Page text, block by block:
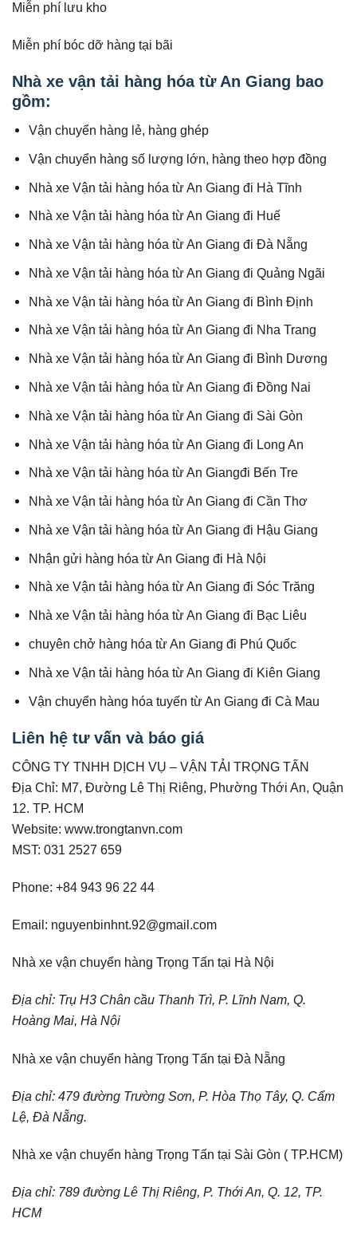
Miễn phí lưu kho
Miễn phí bóc dỡ hàng tại bãi
Nhà xe vận tải hàng hóa từ An Giang bao
gồm:
Vận chuyển hàng lẻ, hàng ghép
Vận chuyển hàng số lượng lớn, hàng theo hợp đồng
Nhà xe Vận tải hàng hóa từ An Giang đi Hà Tĩnh
Nhà xe Vận tải hàng hóa từ An Giang đi Huế
Nhà xe Vận tải hàng hóa từ An Giang đi Đà Nẵng
Nhà xe Vận tải hàng hóa từ An Giang đi Quảng Ngãi
Nhà xe Vận tải hàng hóa từ An Giang đi Bình Định
Nhà xe Vận tải hàng hóa từ An Giang đi Nha Trang
Nhà xe Vận tải hàng hóa từ An Giang đi Bình Dương
Nhà xe Vận tải hàng hóa từ An Giang đi Đồng Nai
Nhà xe Vận tải hàng hóa từ An Giang đi Sài Gòn
Nhà xe Vận tải hàng hóa từ An Giang đi Long An
Nhà xe Vận tải hàng hóa từ An Giangđi Bến Tre
Nhà xe Vận tải hàng hóa từ An Giang đi Cần Thơ
Nhà xe Vận tải hàng hóa từ An Giang đi Hậu Giang
Nhận gửi hàng hóa từ An Giang đi Hà Nội
Nhà xe Vận tải hàng hóa từ An Giang đi Sóc Trăng
Nhà xe Vận tải hàng hóa từ An Giang đi Bạc Liêu
chuyên chở hàng hóa từ An Giang đi Phú Quốc
Nhà xe Vận tải hàng hóa từ An Giang đi Kiên Giang
Vận chuyển hàng hóa tuyến từ An Giang đi Cà Mau
Liên hệ tư vấn và báo giá
CÔNG TY TNHH DỊCH VỤ – VẬN TẢI TRỌNG TẤN
Địa Chỉ: M7, Đường Lê Thị Riêng, Phường Thới An, Quận
12. TP. HCM
Website: www.trongtanvn.com
MST: 031 2527 659
Phone: +84 943 96 22 44
Email: nguyenbinhnt.92@gmail.com
Nhà xe vận chuyển hàng Trọng Tấn tại Hà Nội
Địa chỉ: Trụ H3 Chân cầu Thanh Trì, P. Lĩnh Nam, Q.
Hoàng Mai, Hà Nội
Nhà xe vận chuyển hàng Trọng Tấn tại Đà Nẵng
Địa chỉ: 479 đường Trường Sơn, P. Hòa Thọ Tây, Q. Cẩm
Lệ, Đà Nẵng.
Nhà xe vận chuyển hàng Trọng Tấn tại Sài Gòn ( TP.HCM)
Địa chỉ: 789 đường Lê Thị Riêng, P. Thới An, Q. 12, TP.
HCM